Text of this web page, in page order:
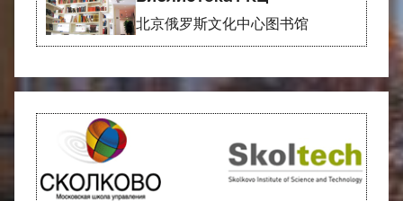
北京俄罗斯文化中心图书馆